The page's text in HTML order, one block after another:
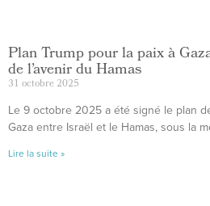
Plan Trump pour la paix à
de l’avenir du Hamas
31 octobre 2025
Le 9 octobre 2025 a été signé le plan
Gaza entre Israël et le Hamas, sous la
Lire la suite »